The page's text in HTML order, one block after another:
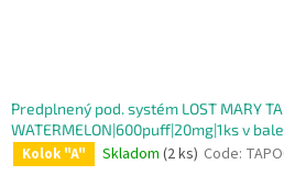
Predplnený pod. systém LOST MARY
WATERMELON|600puff|20mg|1ks v
Kolok "A" Skladom (2 ks) Code: